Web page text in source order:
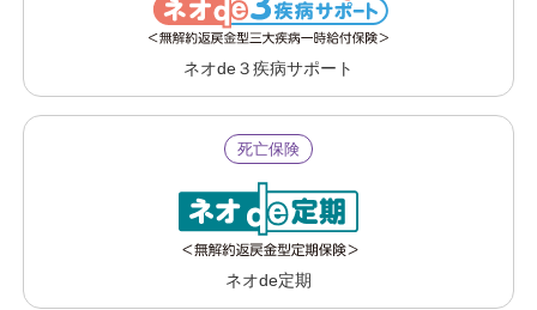
ネオde３疾病サポート
死亡保険
ネオde定期